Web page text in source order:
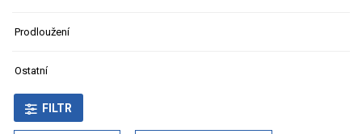
Prodloužení
Ostatní
FILTR